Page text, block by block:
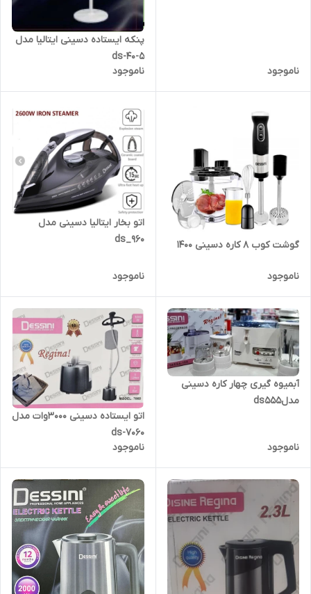
ناموجود
پنکه ایستاده دسینی ایتالیا مدل
ds-40-5
ناموجود
گوشت کوب ۸ کاره دسینی 1400
ناموجود
اتو بخار ایتالیا دسینی مدل
ds_960
ناموجود
آبمیوه گیری چهار کاره دسینی
مدلds555
ناموجود
اتو ایستاده دسینی ۳۰۰۰وات مدل
ds-7060
ناموجود